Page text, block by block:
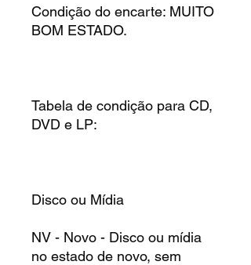
Condição do encarte: MUITO
BOM ESTADO.
Tabela de condição para CD,
DVD e LP:
Disco ou Mídia
NV - Novo - Disco ou mídia
no estado de novo, sem